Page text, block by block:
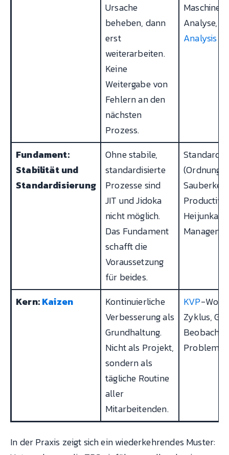
Ursache
beheben, dann
erst
weiterarbeiten.
Keine
Weitergabe von
Fehlern an den
nächsten
Prozess.
Analyse,
Analysis
Fundament:
Stabilität und
Standardisierung
Ohne stabile,
standardisierte
Prozesse sind
JIT und Jidoka
nicht möglich.
Das Fundament
schafft die
Voraussetzung
für beides.
(Ordnung
Heijunka,
Kern:Kaizen
Kontinuierliche
Verbesserung als
Grundhaltung.
Nicht als Projekt,
sondern als
tägliche Routine
aller
Mitarbeitenden.
KVP-
Zyklus,
In der Praxis zeigt sich ein wiederkehrendes Muster: